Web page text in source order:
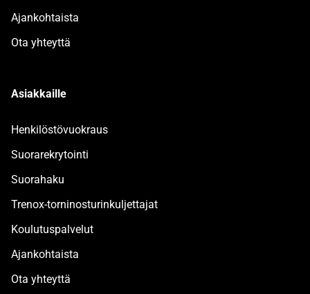
Ajankohtaista
Ota yhteyttä
Asiakkaille
Henkilöstövuokraus
Suorarekrytointi
Suorahaku
Trenox-torninosturinkuljettajat
Koulutuspalvelut
Ajankohtaista
Ota yhteyttä